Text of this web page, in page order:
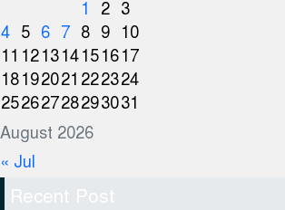
August 2026
1
2 3
4 5 6 7 8 9
10
11 121314151617
18192021 222324
25262728293031
« Jul
Recent Post